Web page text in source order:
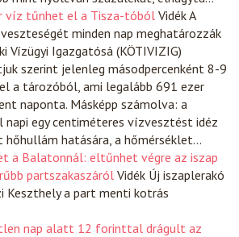
víz tűnhet el a Tisza-tóból VidékA
minden nap meghatározzák
Vízügyi Igazgatósá (KÖTIVIZIG)
szerint jelenleg másodpercenként 8-9
a tározóból, ami legalább 691 ezer
naponta. Másképp számolva: a
napi egy centiméteres vízvesztést idéz
hatására, a hőmérséklet…
a Balatonnál: eltűnhet végre az iszap
partszakaszáról Vidék Új iszaplerakó
Keszthely a part menti kotrás
nap alatt 12 forinttal drágult az